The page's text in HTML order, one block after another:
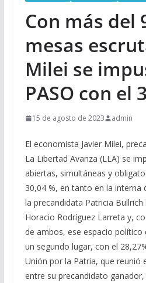
Con más del
mesas
Milei se
PASO con el
15 de agosto de 2023 admin
El economista Javier Milei,
La Libertad Avanza (LLA) se
abiertas, simultáneas y
30,04 %, en tanto en la interna
la precandidata Patricia
Horacio Rodríguez Larreta y,
de ambos, ese espacio
un segundo lugar, con el
Unión por la Patria, que reunió
entre su precandidato